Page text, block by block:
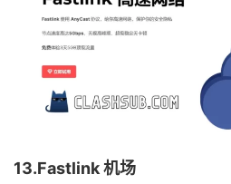
13.Fastlink 机场